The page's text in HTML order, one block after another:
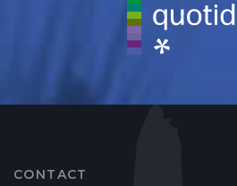
CONTACT